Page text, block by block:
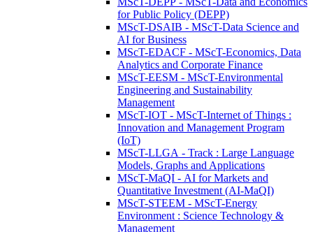
for Public Policy (DEPP)
MScT-DSAIB - MScT-Data Science and
AI for Business
MScT-EDACF - MScT-Economics, Data
Analytics and Corporate Finance
MScT-EESM - MScT-Environmental
Engineering and Sustainability
Management
MScT-IOT - MScT-Internet of Things :
Innovation and Management Program
(IoT)
MScT-LLGA - Track : Large Language
Models, Graphs and Applications
MScT-MaQI - AI for Markets and
Quantitative Investment (AI-MaQI)
MScT-STEEM - MScT-Energy
Environment : Science Technology &
Management